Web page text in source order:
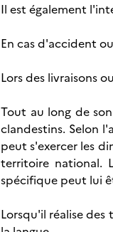
Il est également
En cas d'accident
Lors des livraisons
Tout au long de
clandestins. Selon
peut s'exercer les
territoire national.
spécifique peut lui
Lorsqu'il réalise